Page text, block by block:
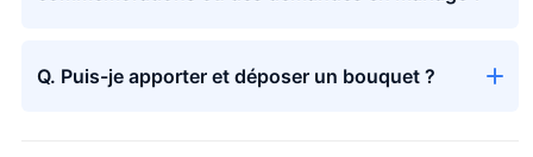
Q. Puis-je apporter et déposer un bouquet ?